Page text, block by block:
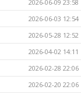
2026-06-09 23:58
2026-06-03 12:54
2026-05-28 12:52
2026-04-02 14:11
2026-02-28 22:06
2026-02-20 22:06